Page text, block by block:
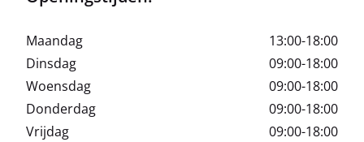
Maandag
13:00-18:00
Dinsdag
09:00-18:00
Woensdag
09:00-18:00
Donderdag
09:00-18:00
Vrijdag
09:00-18:00